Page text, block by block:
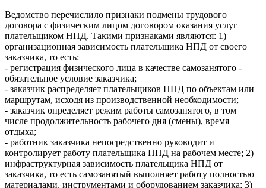
Ведомство перечислило признаки подмены трудового
договора с физическим лицом договором оказания услуг
плательщиком НПД. Такими признаками являются: 1)
организационная зависимость плательщика НПД от своего
заказчика, то есть:
- регистрация физического лица в качестве самозанятого -
обязательное условие заказчика;
- заказчик распределяет плательщиков НПД по объектам или
маршрутам, исходя из производственной необходимости;
- заказчик определяет режим работы самозанятого, в том
числе продолжительность рабочего дня (смены), время
отдыха;
- работник заказчика непосредственно руководит и
контролирует работу плательщика НПД на рабочем месте; 2)
инфраструктурная зависимость плательщика НПД от
заказчика, то есть самозанятый выполняет работу полностью
материалами, инструментами и оборудованием заказчика; 3)